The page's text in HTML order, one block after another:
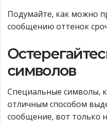
Подумайте, как можно
сообщению оттенок
символов
Специальные символы,
отличным способом
сообщение, вот только